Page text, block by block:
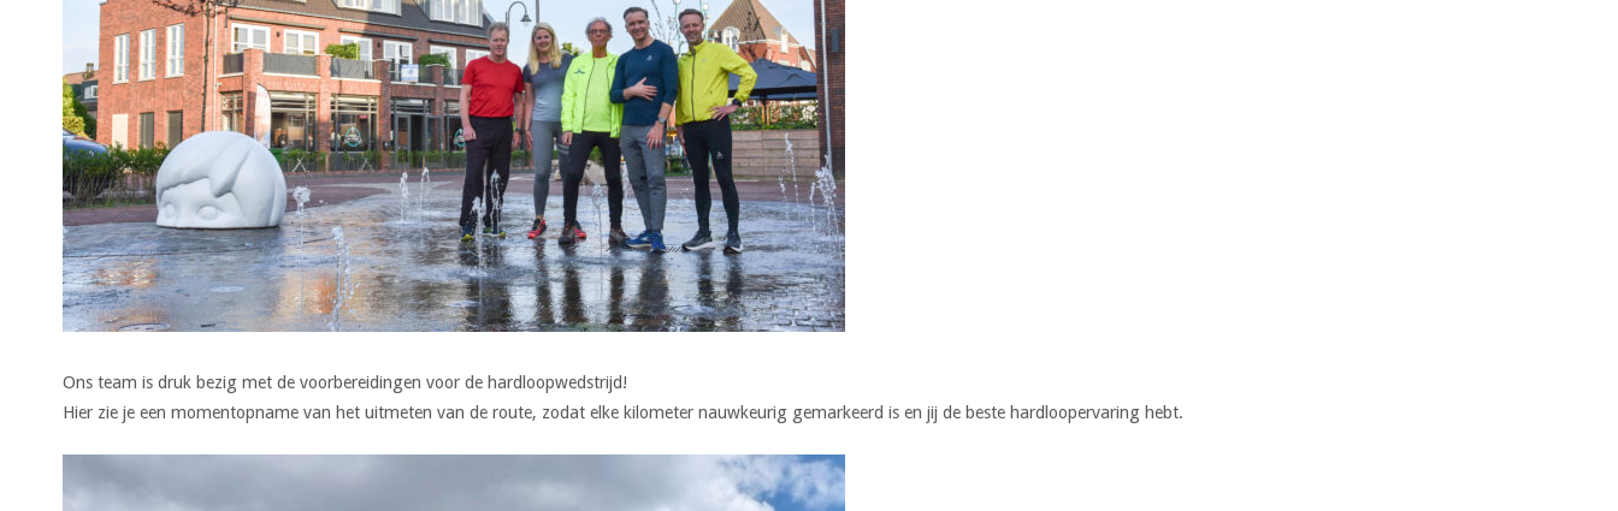
Ons team is druk bezig met de voorbereidingen voor de hardloopwedstrijd!
Hier zie je een momentopname van het uitmeten van de route, zodat elke kilometer nauwkeurig gemarkeerd is en jij de beste hardloopervaring hebt.